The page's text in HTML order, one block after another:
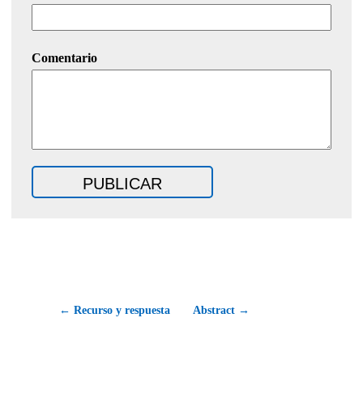
Comentario
← Recurso y respuesta Abstract →